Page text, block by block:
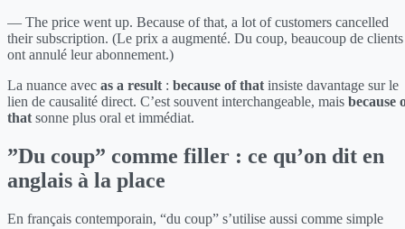
— The price went up. Because of that, a lot of customers cancelled
their subscription. (Le prix a augmenté. Du coup, beaucoup de clients
ont annulé leur abonnement.)
La nuance avec as a result : because of that insiste davantage sur le
lien de causalité direct. C’est souvent interchangeable, mais because
that sonne plus oral et immédiat.
”Du coup” comme filler : ce qu’on dit en
anglais à la place
En français contemporain, “du coup” s’utilise aussi comme simple